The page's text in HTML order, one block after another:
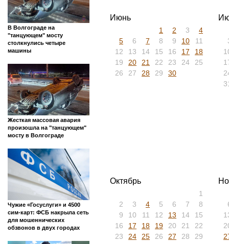
В Волгограде на
"танцующем" мосту
столкнулись четыре
машины
Жесткая массовая авария
произошла на "танцующем"
мосту в Волгограде
Чужие «Госуслуги» и 4500
сим-карт: ФСБ накрыла сеть
для мошеннических
обзвонов в двух городах
Июнь
1 2 3
4
5
6 7 8 9 10
11
12
13 14 15 16 17
18
19
20 21 22 23 24
25
26
27 28 29 30
Октябрь
1
2
3 4 5 6 7
8
9
10 11 12 13 14
15
16
17 18 19 20 21
22
23
24 25 26 27 28
29